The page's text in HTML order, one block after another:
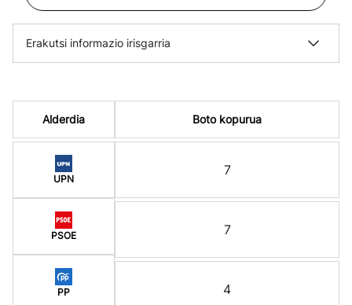
Erakutsi informazio irisgarria
Alderdia
UPN
PSOE
PP
Boto kopurua
7
7
4